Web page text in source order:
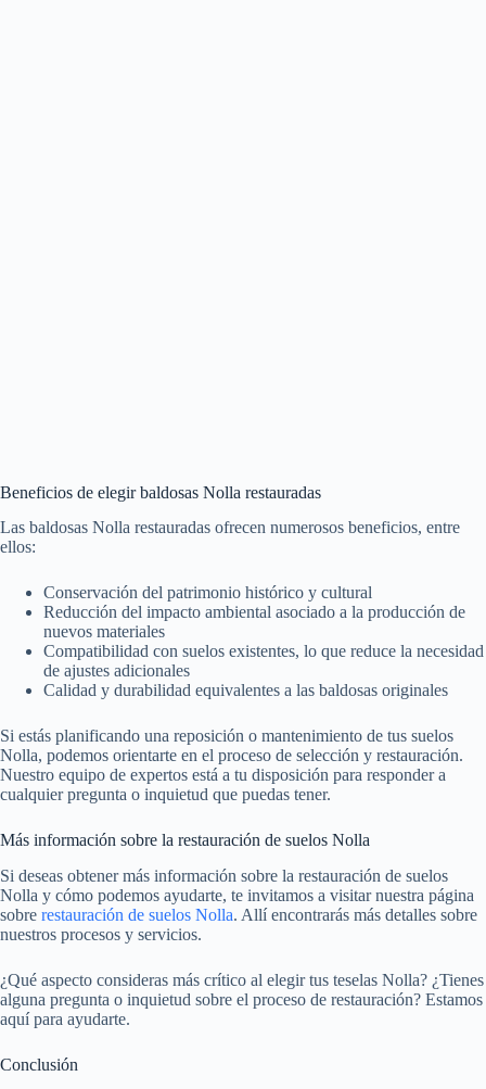
Beneficios de elegir baldosas Nolla restauradas
Las baldosas Nolla restauradas ofrecen numerosos beneficios, entre
ellos:
Conservación del patrimonio histórico y cultural
Reducción del impacto ambiental asociado a la producción de
nuevos materiales
Compatibilidad con suelos existentes, lo que reduce la necesidad
de ajustes adicionales
Calidad y durabilidad equivalentes a las baldosas originales
Si estás planificando una reposición o mantenimiento de tus suelos
Nolla, podemos orientarte en el proceso de selección y restauración.
Nuestro equipo de expertos está a tu disposición para responder a
cualquier pregunta o inquietud que puedas tener.
Más información sobre la restauración de suelos Nolla
Si deseas obtener más información sobre la restauración de suelos
Nolla y cómo podemos ayudarte, te invitamos a visitar nuestra página
sobre restauración de suelos Nolla. Allí encontrarás más detalles sobre
nuestros procesos y servicios.
¿Qué aspecto consideras más crítico al elegir tus teselas Nolla? ¿Tienes
alguna pregunta o inquietud sobre el proceso de restauración? Estamos
aquí para ayudarte.
Conclusión